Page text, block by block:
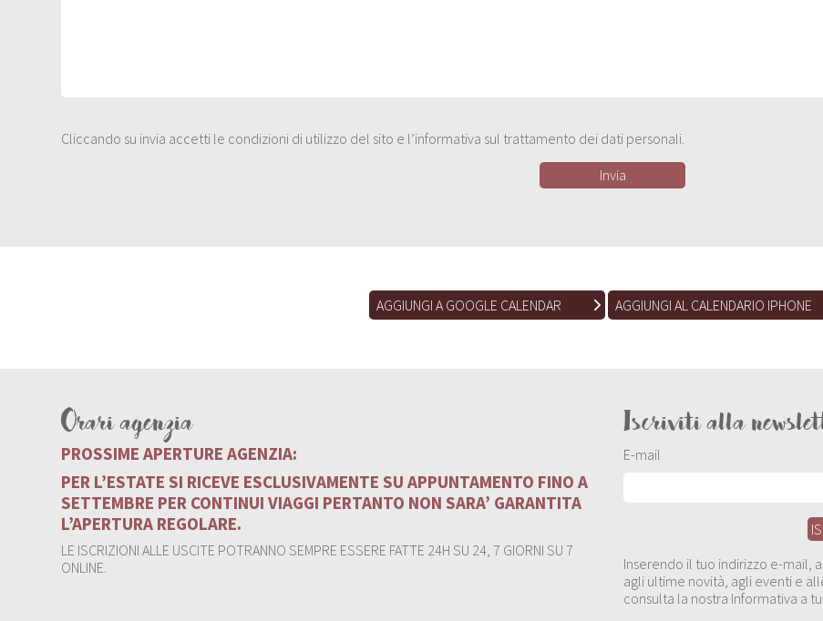
Cliccando su invia accetti le condizioni di utilizzo del sito e l’informativa sul trattamento dei dati personali.
AGGIUNGI A GOOGLE CALENDAR AGGIUNGI AL CALENDARIO IPHONE
Orari agenzia
PROSSIME APERTURE AGENZIA:
PER L’ESTATE SI RICEVE ESCLUSIVAMENTE SU APPUNTAMENTO FINO A
SETTEMBRE PER CONTINUI VIAGGI PERTANTO NON SARA’ GARANTITA
L’APERTURA REGOLARE.
LE ISCRIZIONI ALLE USCITE POTRANNO SEMPRE ESSERE FATTE 24H SU 24, 7 GIORNI SU 7
ONLINE.
Iscriviti alla
E-mail
Inserendo il tuo indirizzo e-mail,
agli ultime novità, agli eventi e
consulta la nostra Informativa a